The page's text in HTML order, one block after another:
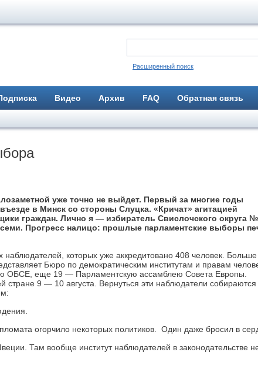
Расширенный поиск
Видео Архив FAQ Обратная связь
уже точно не выйдет. Первый за многие годы
в Минск со стороны Слуцка. «Кричат» агитацией
граждан. Лично я — избиратель Свислочского округа
Прогресс налицо: прошлые парламентские выборы
наблюдателей, которых уже аккредитовано 408 человек. Больше
Бюро по демократическим институтам и правам
ОБСЕ, еще 19 — Парламентскую ассамблею Совета Европы.
9 — 10 августа. Вернуться эти наблюдатели собираются
огорчило некоторых политиков. Один даже бросил в
Там вообще институт наблюдателей в законодательстве